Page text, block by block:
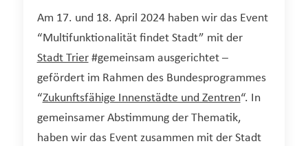
Am 17. und 18. April 2024 haben wir das Event
“Multifunktionalität findet Stadt” mit der
Stadt Trier#gemeinsam ausgerichtet –
gefördert im Rahmen des Bundesprogrammes
“Zukunftsfähige Innenstädte und Zentren“. In
gemeinsamer Abstimmung der Thematik,
haben wir das Event zusammen mit der Stadt